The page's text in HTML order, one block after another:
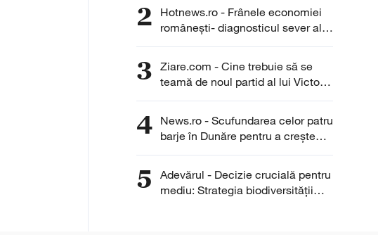
producție mare recoltată
2
Hotnews.ro - Frânele economiei
românești- diagnosticul sever al
Băncii Mondiale
3 Ziare.com - Cine trebuie să se
teamă de noul partid al lui Victor
Ponta. Rolul esențial jucat de
”Nicușor Dan îi este dator”
4 News.ro - Scufundarea celor patru
barje în Dunăre pentru a creşte
debitul apei spre Centrala de la
5
Adevărul - Decizie crucială pentru
mediu: Strategia biodiversității